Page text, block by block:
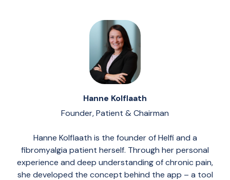
Hanne Kolflaath
Founder, Patient & Chairman
Hanne Kolflaath is the founder of Helfi and a
fibromyalgia patient herself. Through her personal
experience and deep understanding of chronic pain,
she developed the concept behind the app – a tool